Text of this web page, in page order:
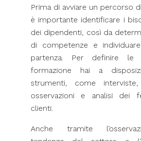
Prima di avviare un percorso
è importante identificare i
dei dipendenti, così da
di competenze e
partenza. Per definire le
formazione hai a
strumenti, come interviste,
osservazioni e analisi dei
clienti.
Anche tramite